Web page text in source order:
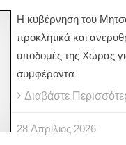
Η κυβέρνηση του
προκλητικά και
υποδομές της Χώρας
συμφέροντα
Διαβάστε
28 Απρίλιος 2026